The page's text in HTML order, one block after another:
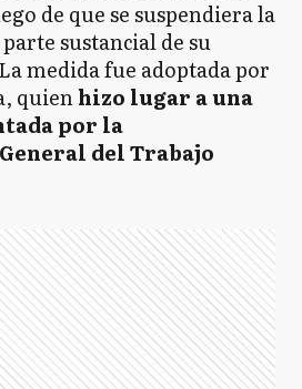
de que se suspendiera la
sustancial de su
medida fue adoptada por
quienhizo lugar a una
por la
del Trabajo